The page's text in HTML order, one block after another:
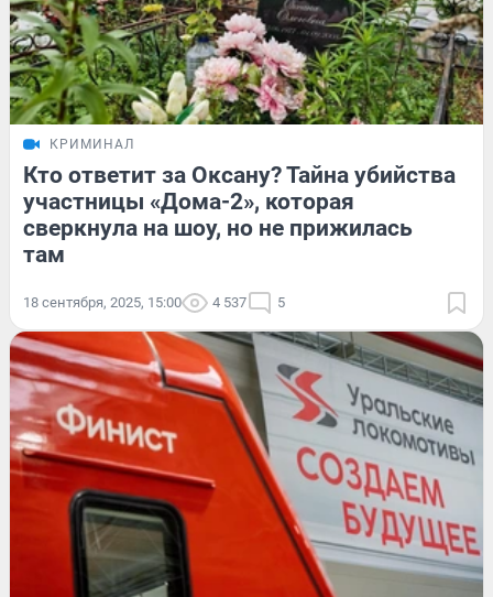
КРИМИНАЛ
Кто ответит за Оксану? Тайна убийства
участницы «Дома-2», которая
сверкнула на шоу, но не прижилась
там
18 сентября, 2025, 15:00 4 537 5